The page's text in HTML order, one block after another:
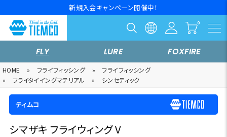
新規入会キャンペーン開催中！
FLY LURE FOXFIRE
HOME » フライフィッシング »
フライフィッシング
»
フライタイイングマテリアル » シンセティック
ティムコ
シマザキ フライウィング V